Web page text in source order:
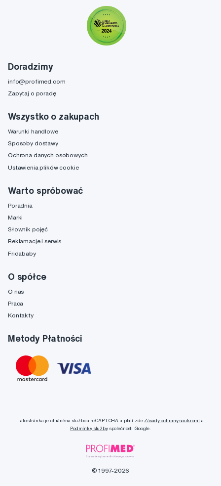
Doradzimy
info@profimed.com
Zapytaj o poradę
Wszystko o zakupach
Warunki handlowe
Sposoby dostawy
Ochrona danych osobowych
Ustawienia plików cookie
Warto spróbować
Poradnia
Marki
Słownik pojęć
Reklamacje i serwis
Fridababy
O spółce
O nas
Praca
Kontakty
Metody Płatności
Tato stránka je chráněna službou reCAPTCHA a platí zde Zásady ochrany soukromí a
Podmínky službyspolečnosti Google.
© 1997-2026